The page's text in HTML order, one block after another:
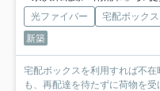
光ファイバー 宅配ボックス
新築
宅配ボックスを利用すれば不
も、再配達を待たずに荷物を